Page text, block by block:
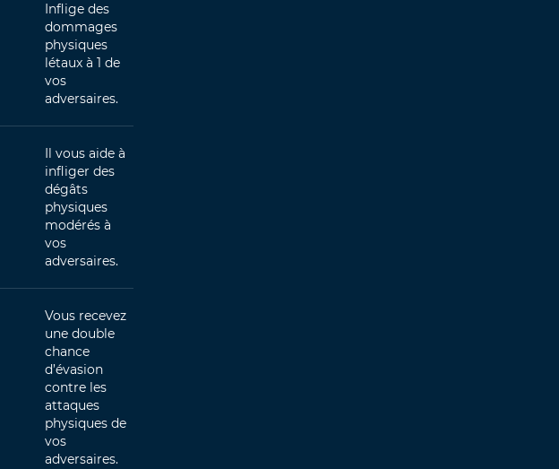
Inflige des
dommages
physiques
létaux à 1 de
vos
adversaires.
Il vous aide à
infliger des
dégâts
physiques
modérés à
vos
adversaires.
Vous recevez
une double
chance
d’évasion
contre les
attaques
physiques de
vos
adversaires.